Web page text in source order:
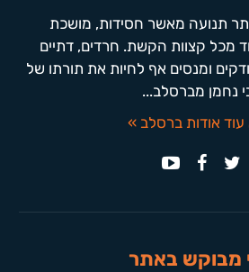
תנועה מאשר חסידות, מושכת
מכל קצוות הקשת. חרדים, דתיים
ומנסים אף לחיות את תורתו של
נחמן מברסלב...
אודות ברסלב »
מבוקש באתר